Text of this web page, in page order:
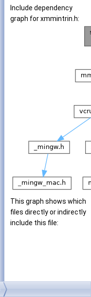
Include dependency
graph for xmmintrin.h:
This graph shows which
files directly or indirectly
include this file: